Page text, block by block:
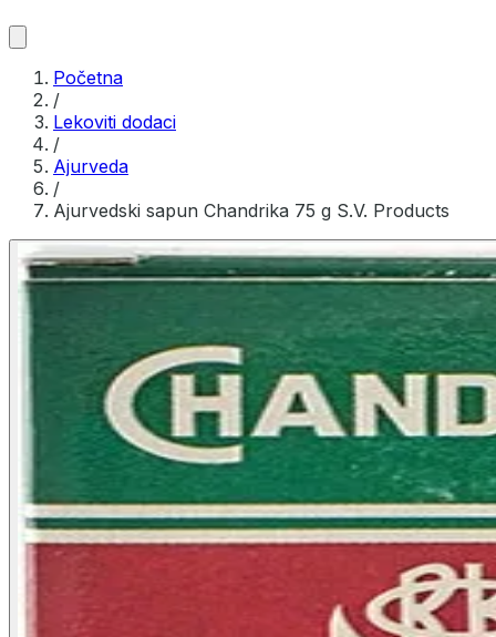
Početna
/
Lekoviti dodaci
/
Ajurveda
/
Ajurvedski sapun Chandrika 75 g S.V. Products